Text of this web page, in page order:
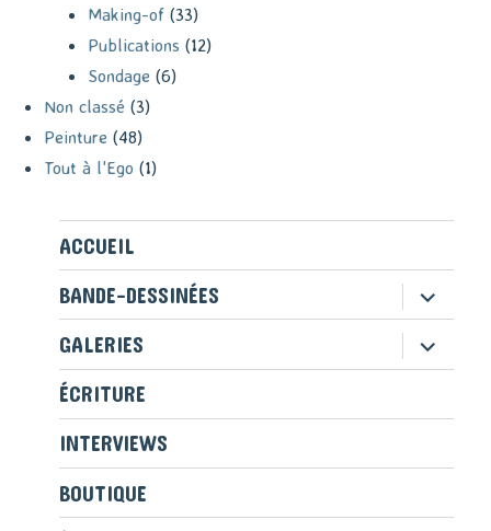
Making-of (33)
Publications (12)
Sondage (6)
Non classé (3)
Peinture (48)
Tout à l'Ego (1)
ACCUEIL
BANDE-DESSINÉES
ouvrir
le
sous-
menu
GALERIES ouvrir
le
ÉCRITURE
INTERVIEWS
BOUTIQUE